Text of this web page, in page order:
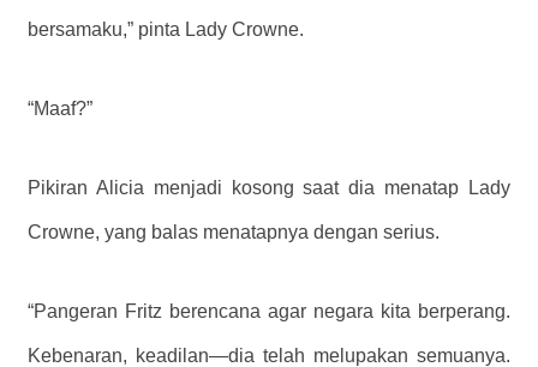
bersamaku,” pinta Lady Crowne.
“Maaf?”
Pikiran Alicia menjadi kosong saat dia menatap Lady
Crowne, yang balas menatapnya dengan serius.
“Pangeran Fritz berencana agar negara kita berperang.
Kebenaran, keadilan—dia telah melupakan semuanya.